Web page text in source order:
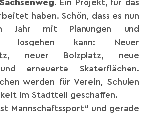
. Ein Projekt, für das
haben. Schön, dass es nun
Jahr mit Planungen und
losgehen kann: Neuer
neuer Bolzplatz, neue
erneuerte Skaterflächen.
werden für Verein, Schulen
im Stadtteil geschaffen.
Mannschaftssport“ und gerade